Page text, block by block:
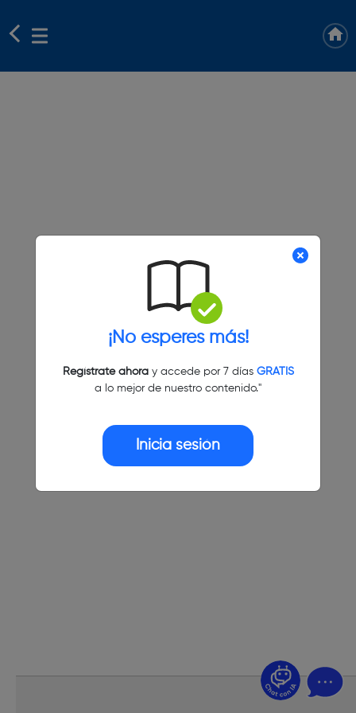
¡No esperes más!
Regístrate ahoray accede por 7 días GRATIS
a lo mejor de nuestro contenido."
Inicia sesión